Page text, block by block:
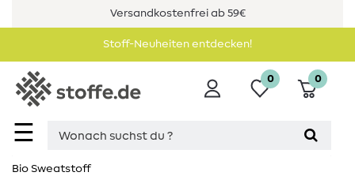
Versandkostenfrei ab 59€
Stoff-Neuheiten entdecken!
☰
0 0
Bio Sweatstoff